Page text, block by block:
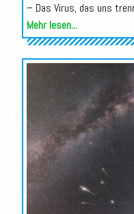
– Das Virus, das uns
Mehr lesen...